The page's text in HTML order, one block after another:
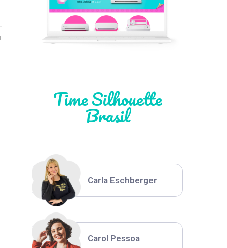
Time Silhouette
Brasil
Léia Pastori
Thiara Ney
Carla Eschberger
Carol Pessoa